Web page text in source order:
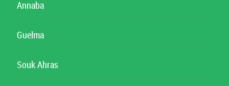
Annaba
Guelma
Souk Ahras